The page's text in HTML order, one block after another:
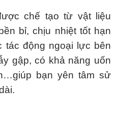
chế tạo từ vật liệu
bỉ, chịu nhiệt tốt hạn
tác động ngoại lực bên
gập, có khả năng uốn
bạn yên tâm sử